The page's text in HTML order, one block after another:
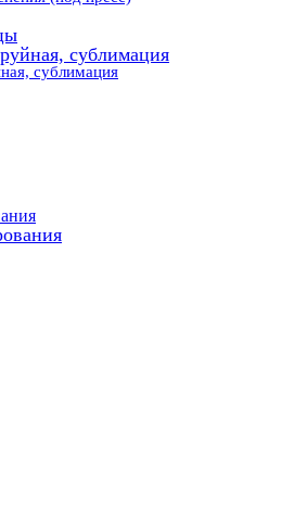
сублимация
сублимация